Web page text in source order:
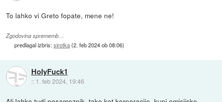
To lahko vi Greto fopate, mene ne!
Zgodovina sprememb…
predlagal izbris:sirotka(2. feb 2024 ob 08:06)
HolyFuck1
:: 1. feb 2024, 19:46